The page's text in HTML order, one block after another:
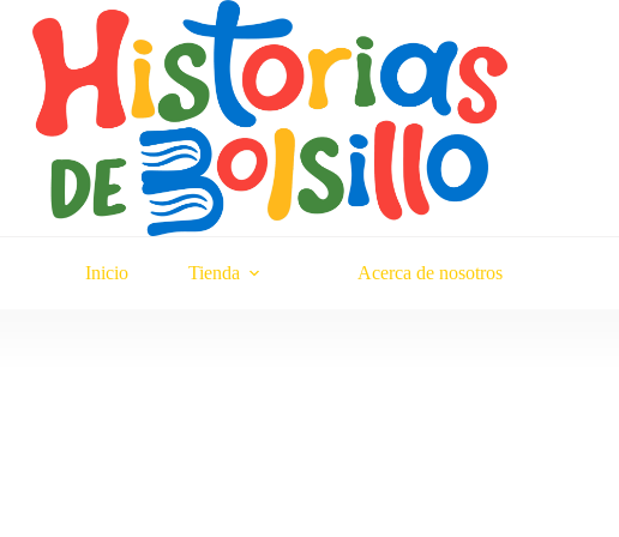
Inicio Tienda Acerca de nosotros